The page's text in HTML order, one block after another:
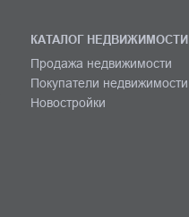
КАТАЛОГ НЕДВИЖИМОСТИ
Продажа недвижимости
Покупатели недвижимости
Новостройки